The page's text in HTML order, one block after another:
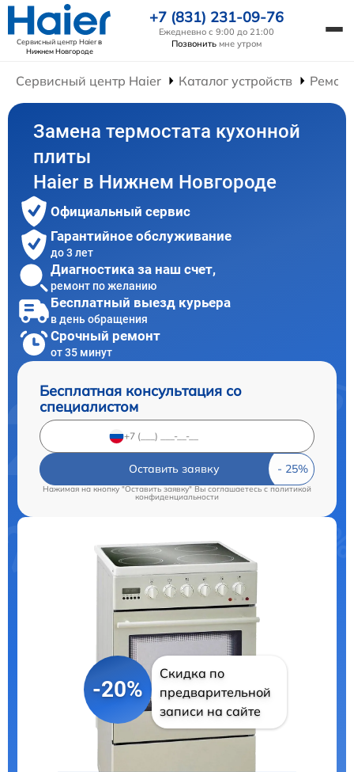
Сервисный центр Haierв
Нижнем Новгороде
+7 (831) 231-09-76
Ежедневно с 9:00 до 21:00
Позвонить мне утром
Сервисный центр Haier Каталог устройств
Замена термостата кухонной
плиты
Haier в Нижнем Новгороде
Официальный сервис
Гарантийное обслуживание
до 3 лет
Диагностика за наш счет,
ремонт по желанию
Бесплатный выезд курьера
в день обращения
Срочный ремонт
от 35 минут
Бесплатная консультация со
специалистом
Оставить заявку
Нажимая на кнопку "Оставить заявку" Вы соглашаетесь cполитикой
конфиденциальности
-20%
Скидка по
предварительной
записи на сайте